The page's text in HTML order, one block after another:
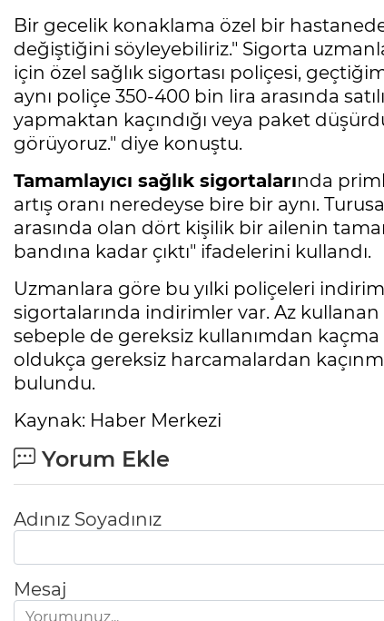
Bir gecelik konaklama özel bir
değiştiğini söyleyebiliriz." Sigorta
için özel sağlık sigortası poliçesi,
aynı poliçe 350-400 bin lira arasında
yapmaktan kaçındığı veya paket
görüyoruz." diye konuştu.
Tamamlayıcı sağlık sigortalarında
artış oranı neredeyse bire bir aynı.
arasında olan dört kişilik bir ailenin
bandına kadar çıktı" ifadelerini kullandı.
Uzmanlara göre bu yılki poliçeleri
sigortalarında indirimler var. Az
sebeple de gereksiz kullanımdan
oldukça gereksiz harcamalardan
bulundu.
Kaynak: Haber Merkezi
Yorum Ekle
Adınız Soyadınız
Mesaj